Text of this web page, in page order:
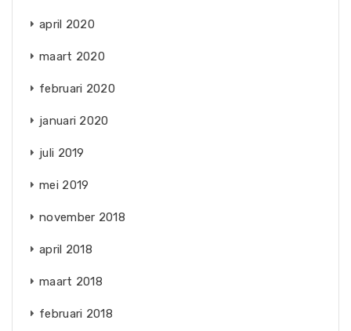
april 2020
maart 2020
februari 2020
januari 2020
juli 2019
mei 2019
november 2018
april 2018
maart 2018
februari 2018